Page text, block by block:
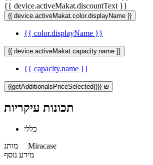
{{ device.activeMakat.discountText }}
{{ device.activeMakat.color.displayName }}
{{ color.displayName }}
{{ device.activeMakat.capacity.name }}
{{ capacity.name }}
{{getAdditionalsPriceSelected()}} ₪
תכונות עיקריות
כללי
מותג Miracase
מידע נוסף